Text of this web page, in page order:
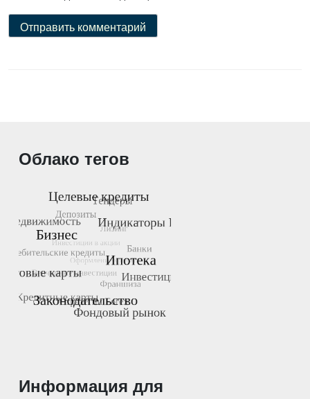
Облако тегов
Информация для